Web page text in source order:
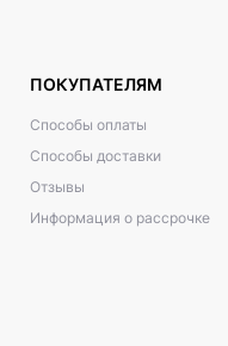
ПОКУПАТЕЛЯМ
Способы оплаты
Способы доставки
Отзывы
Информация о рассрочке